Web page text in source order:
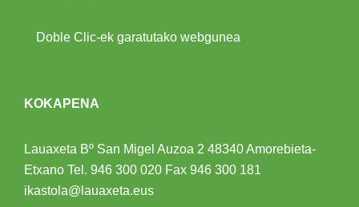
Doble Clic-ek garatutako webgunea
KOKAPENA
Lauaxeta Bº San Migel Auzoa 2 48340 Amorebieta-
Etxano Tel. 946 300 020 Fax 946 300 181
ikastola@lauaxeta.eus